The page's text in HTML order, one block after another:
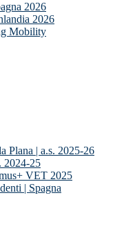
2026
2026
Mobility
Plana | a.s. 2025-26
2024-25
VET 2025
| Spagna